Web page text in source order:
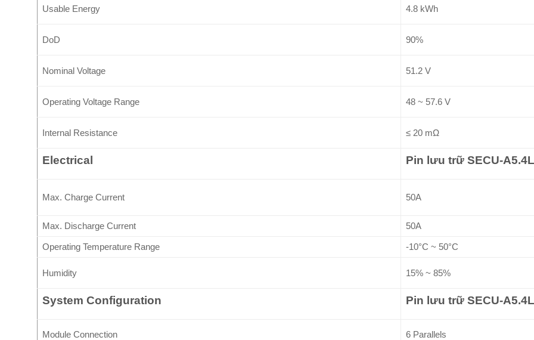
Usable Energy 4.8 kWh
DoD 90%
Nominal Voltage 51.2 V
Operating Voltage Range 48 ~ 57.6 V
Internal Resistance ≤ 20 mΩ
Electrical Pin lưu trữ SECU-A5.4L
Max. Charge Current 50A
Max. Discharge Current 50A
Operating Temperature Range -10°C ~ 50°C
Humidity 15% ~ 85%
System Configuration Pin lưu trữ SECU-A5.4L
Module Connection 6 Parallels